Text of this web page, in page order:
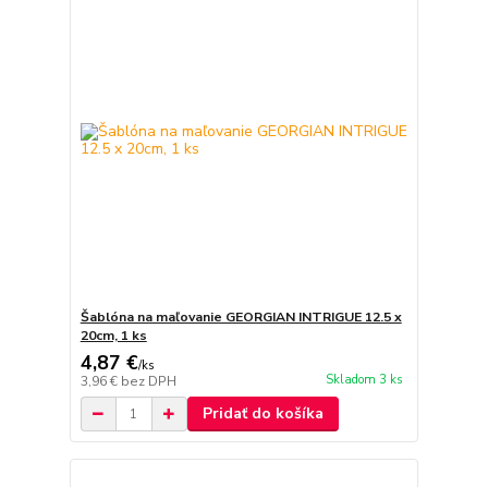
Šablóna na maľovanie GEORGIAN INTRIGUE 12.5 x
20cm, 1 ks
4,87 €/ks
3,96 € bez DPH Skladom 3 ks
Pridať do košíka